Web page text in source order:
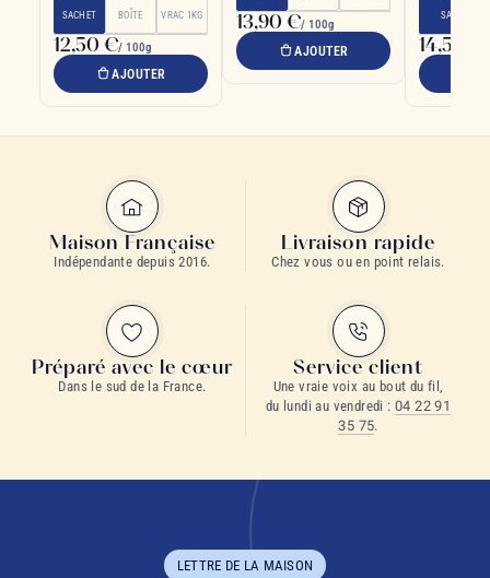
SACHET BOÎTE VRAC 1KG
12,50 €/ 100g
AJOUTER
13,90 €/ 100g
AJOUTER
clairesSACHET
14,50 €
Maison Française
Indépendante depuis 2016.
Livraison rapide
Chez vous ou en point relais.
Préparé avec le cœur
Dans le sud de la France.
Service client
Une vraie voix au bout du fil,
du lundi au vendredi :04 22 91
35 75.
LETTRE DE LA MAISON